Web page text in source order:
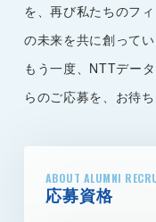
を、再び私たちのフ
の未来を共に創って
もう一度、NTTデー
らのご応募を、お待ち
ABOUT ALUMNI
応募資格